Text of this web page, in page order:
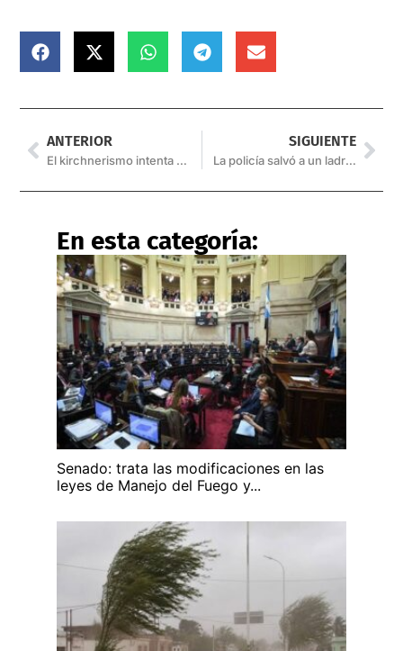
ANTERIOR
El kirchnerismo intenta frenar los acuerdos argentinos con el FMI
SIGUIENTE
La policía salvó a un ladrón en Atocha
En esta categoría:
Senado: trata las modificaciones en las
leyes de Manejo del Fuego y...